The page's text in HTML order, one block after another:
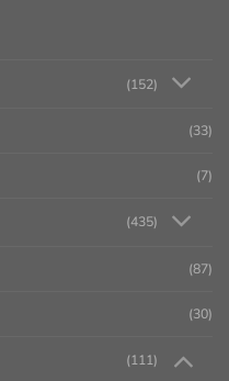
(152)
(33)
(7)
(435)
(87)
(30)
(111)